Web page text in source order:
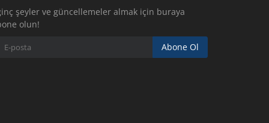
şeyler ve güncellemeler almak için buraya
olun!
Abone Ol